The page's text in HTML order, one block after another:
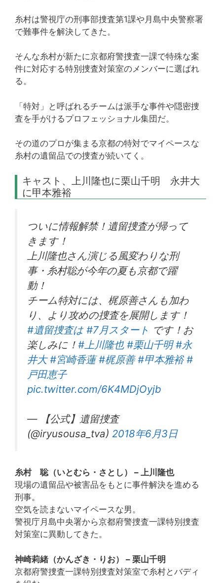
糸村は警視庁の刑事部捜査第1課や月島中央警察署
で難事件を解決してきた。
そんな糸村が新たに京都府警捜査一課で特殊な案
件に対応する特別捜査対策室のメンバーに選ばれ
る。
「特対」と呼ばれるチームは派手な事件や隠密捜
査を手がけるプロフェッショナル集団だ。
その道のプロが集まる京都の特対でマイペースな
糸村の遺留品での捜査が続いてく。
キャスト、上川隆也に栗山千明 永井大
に甲本雅裕
ついに情報解禁！遺留捜査が帰って
きます！
上川隆也さん演じる風変わりな刑
事・糸村聡が今年の夏も京都で躍
動！
チーム特対には、梶原善さんも加わ
り、より攻めの捜査を展開します！
#遺留捜査は #7月スタート です！お
楽しみに！ #上川隆也 #栗山千明 #永
井大 #宮崎香蓮 #梶原善 #甲本雅裕 #
戸田恵子
pic.twitter.com/6K4MDjOyjb
— 【公式】遺留捜査
(@iryusousa_tva) 2018年6月3日
糸村 聡（いとむら・さとし） – 上川隆也
現場の遺留品や被害品をもとに事件解決を進める
刑事。
空気を読まないマイペースな男。
警視庁月島中央署から京都府警捜査一課特別捜査
対策室に異動してきた。
神崎莉緒（かんざき・りお） – 栗山千明
京都府警捜査一課特別捜査対策室で糸村とバディ